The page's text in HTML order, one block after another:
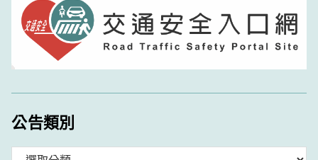
公告類別